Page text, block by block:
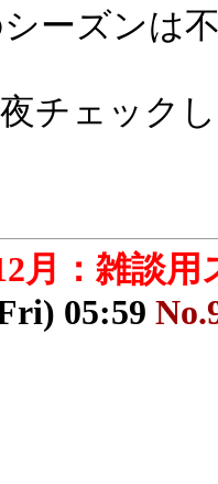
ーズンは
チェック
月：雑談
05:59